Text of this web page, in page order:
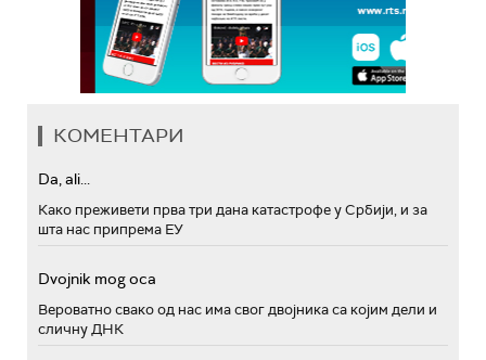
КОМЕНТАРИ
Da, ali...
Како преживети прва три дана катастрофе у Србији, и за
шта нас припрема ЕУ
Dvojnik mog oca
Вероватно свако од нас има свог двојника са којим дели и
сличну ДНК